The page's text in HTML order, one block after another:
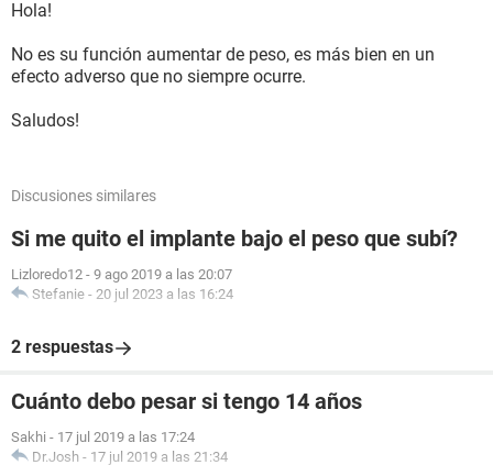
Hola!
No es su función aumentar de peso, es más bien en un
efecto adverso que no siempre ocurre.
Saludos!
Discusiones similares
Si me quito el implante bajo el peso que subí?
Lizloredo12 - 9 ago 2019 a las 20:07
Stefanie - 20 jul 2023 a las 16:24
2 respuestas
Cuánto debo pesar si tengo 14 años
Sakhi - 17 jul 2019 a las 17:24
Dr.Josh - 17 jul 2019 a las 21:34